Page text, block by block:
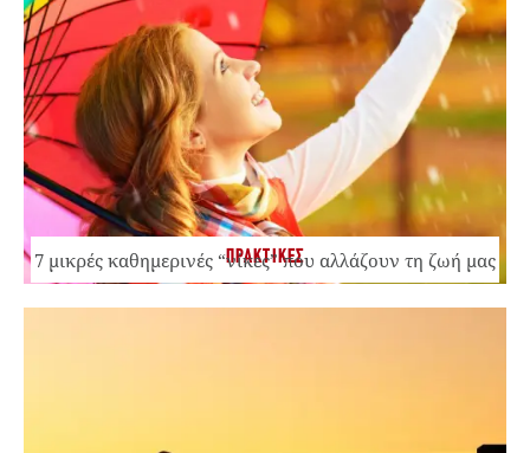
ΠΡΑΚΤΙΚΕΣ
7 μικρές καθημερινές “νίκες” που αλλάζουν τη ζωή μας